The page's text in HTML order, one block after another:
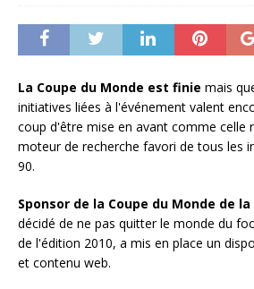
La Coupe du Monde est finie mais
initiatives liées à l'événement valent
coup d'être mise en avant comme celle
moteur de recherche favori de tous les
90.
Sponsor de la Coupe du Monde de la
décidé de ne pas quitter le monde du
de l'édition 2010, a mis en place un
et contenu web.